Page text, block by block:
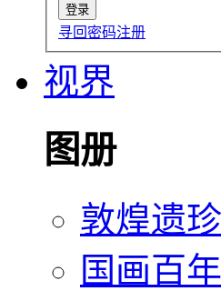
寻回密码注册
视界
图册
敦煌遗珍
国画百年